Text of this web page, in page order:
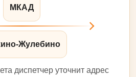
МКАД
Жулебино
диспетчер уточнит адрес